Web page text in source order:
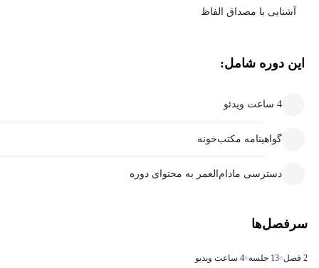
آشنایی با مصداق الفاظ
این دوره شامل:
4 ساعت ویدئو
گواهینامه مکتب‌خونه
دسترسی مادام‌العمر به محتوای دوره
سرفصل‌ها
2 فصل 13 جلسه 4 ساعت ویدیو